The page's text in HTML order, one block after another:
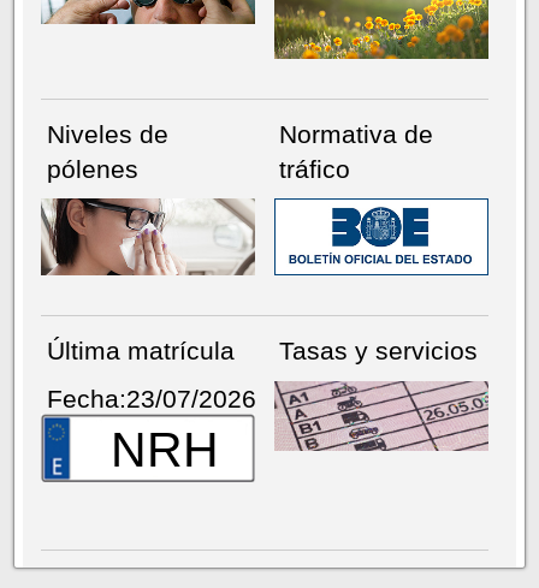
Niveles de
pólenes
Normativa de
tráfico
Última matrícula
Fecha:23/07/2026
NRH
Tasas y servicios